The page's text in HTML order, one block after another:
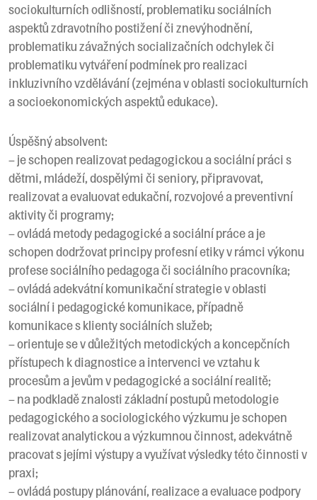
sociokulturních odlišností, problematiku sociálních
aspektů zdravotního postižení či znevýhodnění,
problematiku závažných socializačních odchylek či
problematiku vytváření podmínek pro realizaci
inkluzivního vzdělávání (zejména v oblasti sociokulturních
a socioekonomických aspektů edukace).
Úspěšný absolvent:
– je schopen realizovat pedagogickou a sociální práci s
dětmi, mládeží, dospělými či seniory, připravovat,
realizovat a evaluovat edukační, rozvojové a preventivní
aktivity či programy;
– ovládá metody pedagogické a sociální práce a je
schopen dodržovat principy profesní etiky v rámci výkonu
profese sociálního pedagoga či sociálního pracovníka;
– ovládá adekvátní komunikační strategie v oblasti
sociální i pedagogické komunikace, případně
komunikace s klienty sociálních služeb;
– orientuje se v důležitých metodických a koncepčních
přístupech k diagnostice a intervenci ve vztahu k
procesům a jevům v pedagogické a sociální realitě;
– na podkladě znalosti základní postupů metodologie
pedagogického a sociologického výzkumu je schopen
realizovat analytickou a výzkumnou činnost, adekvátně
pracovat s jejími výstupy a využívat výsledky této činnosti v
praxi;
– ovládá postupy plánování, realizace a evaluace podpory